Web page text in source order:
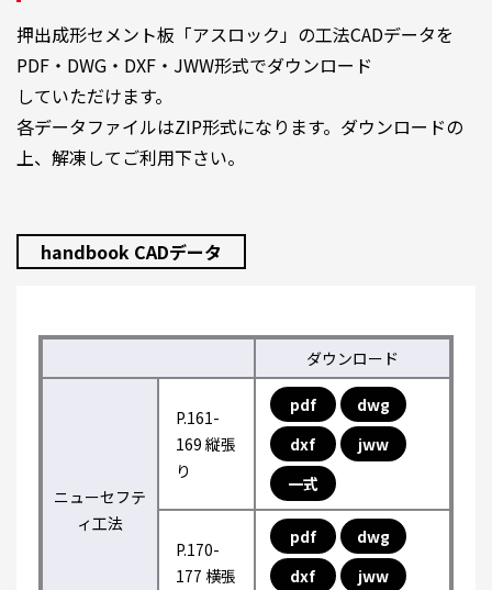
押出成形セメント板「アスロック」の工法CADデータを
PDF・DWG・DXF・JWW形式でダウンロード
していただけます。
各データファイルはZIP形式になります。ダウンロードの
上、解凍してご利用下さい。
handbook CADデータ
ダウンロード
ニューセフテ
ィ工法
P.161-
169 縦張
り
pdf
dwg
dxf
jww
一式
P.170-
177 横張
pdf
dwg
dxf
jww